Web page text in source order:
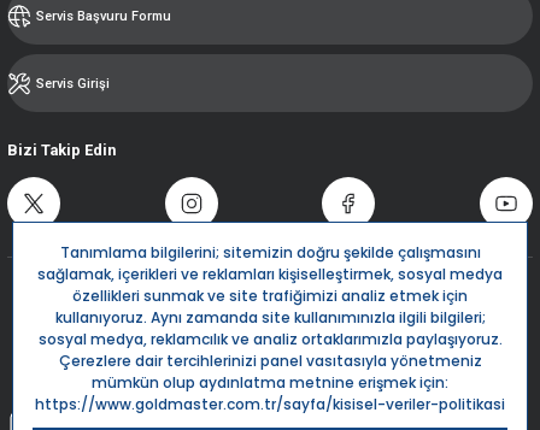
Servis Başvuru Formu
Servis Girişi
Bizi Takip Edin
Destek Hattı
0850 532 5666
Bize Yazın Live Support